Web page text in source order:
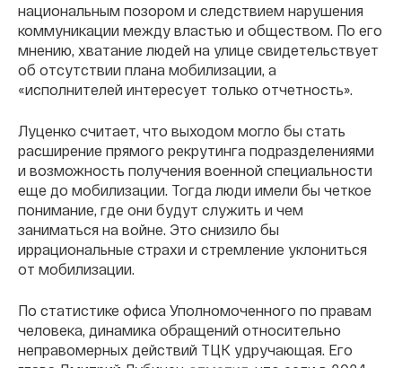
национальным позором и следствием нарушения
коммуникации между властью и обществом. По его
мнению, хватание людей на улице свидетельствует
об отсутствии плана мобилизации, а
«исполнителей интересует только отчетность».
Луценко считает, что выходом могло бы стать
расширение прямого рекрутинга подразделениями
и возможность получения военной специальности
еще до мобилизации. Тогда люди имели бы четкое
понимание, где они будут служить и чем
заниматься на войне. Это снизило бы
иррациональные страхи и стремление уклониться
от мобилизации.
По статистике офиса Уполномоченного по правам
человека, динамика обращений относительно
неправомерных действий ТЦК удручающая. Его